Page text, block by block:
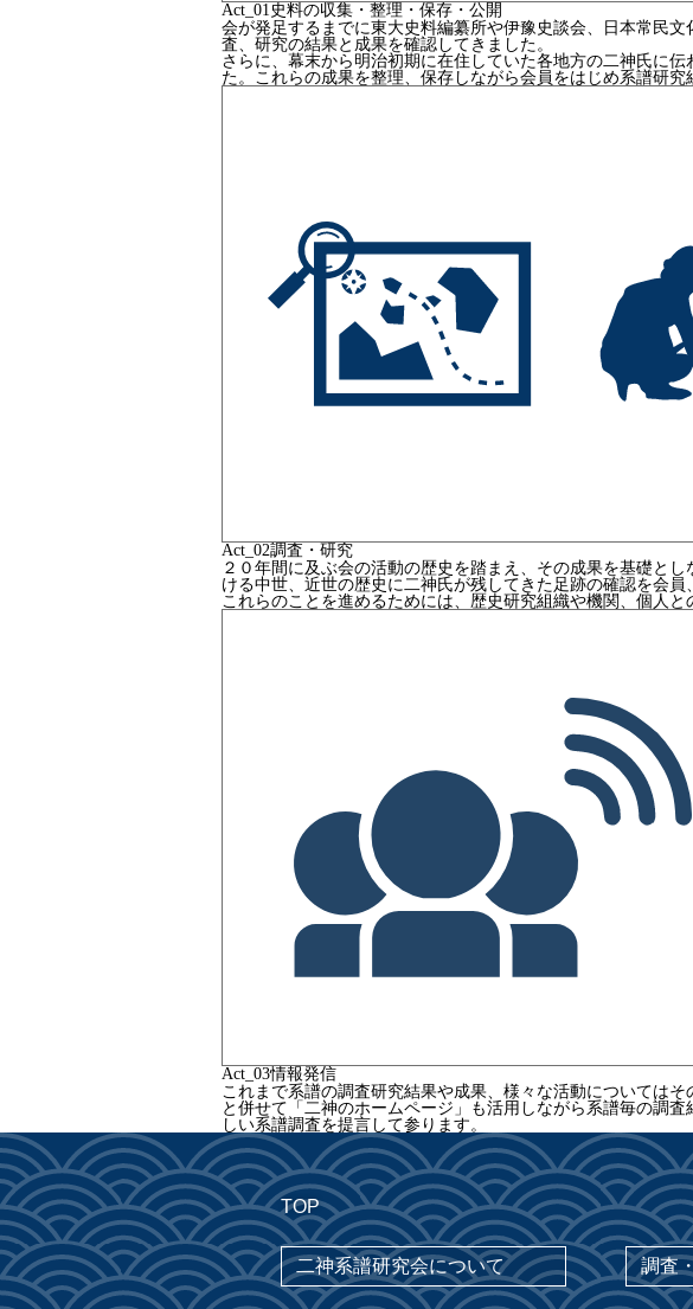
Act_ 01 史料の収集・整理・保存・公開
会が発足するまでに東大史料編纂所や伊豫史談会、日本常民
査、研究の結果と成果を確認してきました。
さらに、幕末から明治初期に在住していた各地方の二神氏に
た。これらの成果を整理、保存しながら会員をはじめ系譜研
Act_ 02調査・研究
２０年間に及ぶ会の活動の歴史を踏まえ、その成果を基礎と
ける中世、近世の歴史に二神氏が残してきた足跡の確認を会員
これらのことを進めるためには、歴史研究組織や機関、個人
Act_ 03情報発信
これまで系譜の調査研究結果や成果、様々な活動については
と併せて「二神のホームページ」も活用しながら系譜毎の調
しい系譜調査を提言して参ります。
TOP
二神系譜研究会について 調査